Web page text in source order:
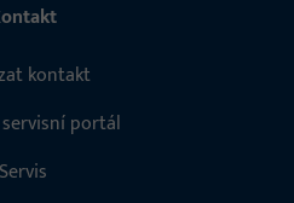
kontakt
portál
Servis